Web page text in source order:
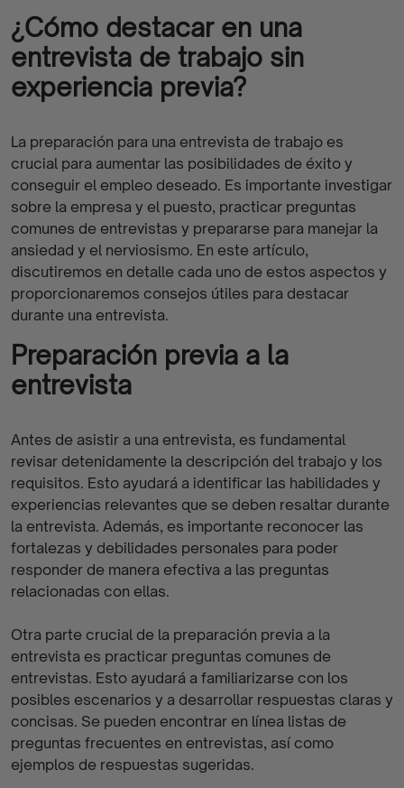
¿Cómo destacar en una
entrevista de trabajo sin
experiencia previa?
La preparación para una entrevista de trabajo es
crucial para aumentar las posibilidades de éxito y
conseguir el empleo deseado. Es importante investigar
sobre la empresa y el puesto, practicar preguntas
comunes de entrevistas y prepararse para manejar la
ansiedad y el nerviosismo. En este artículo,
discutiremos en detalle cada uno de estos aspectos y
proporcionaremos consejos útiles para destacar
durante una entrevista.
Preparación previa a la
entrevista
Antes de asistir a una entrevista, es fundamental
revisar detenidamente la descripción del trabajo y los
requisitos. Esto ayudará a identificar las habilidades y
experiencias relevantes que se deben resaltar durante
la entrevista. Además, es importante reconocer las
fortalezas y debilidades personales para poder
responder de manera efectiva a las preguntas
relacionadas con ellas.
Otra parte crucial de la preparación previa a la
entrevista es practicar preguntas comunes de
entrevistas. Esto ayudará a familiarizarse con los
posibles escenarios y a desarrollar respuestas claras y
concisas. Se pueden encontrar en línea listas de
preguntas frecuentes en entrevistas, así como
ejemplos de respuestas sugeridas.